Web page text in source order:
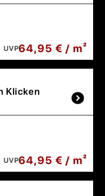
UVP64,95 € / m²
Klicken
UVP64,95 € / m²